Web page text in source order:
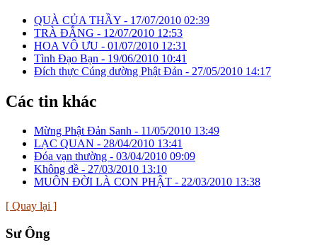
QUÀ CỦA THẦY - 17/07/2010 02:39
TRÀ ĐẮNG - 12/07/2010 12:53
HOA VÔ ƯU - 01/07/2010 12:31
Tình Đạo Bạn - 19/06/2010 10:41
Đích thực Cúng dường Phật Đản - 27/05/2010 14:17
Các tin khác
Mừng Phật Đản Sanh - 11/05/2010 13:49
LẠC QUAN - 28/04/2010 13:41
Đóa vạn thường - 03/04/2010 09:09
Không đề - 27/03/2010 13:10
MUÔN ĐỜI LÀ CON PHẬT - 22/03/2010 13:38
[ Quay lại ]
Sư Ông